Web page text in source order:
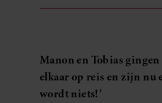
Manon en Tobias
elkaar op reis en zijn nu
wordt niets!’